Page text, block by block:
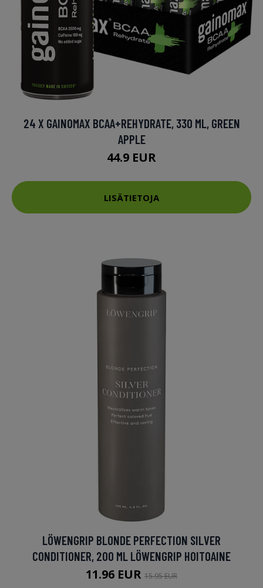
24 X GAINOMAX BCAA+REHYDRATE, 330 ML, GREEN
APPLE
44.9 EUR
LISÄTIETOJA
LÖWENGRIP BLONDE PERFECTION SILVER
CONDITIONER, 200 ML LÖWENGRIP HOITOAINE
11.96 EUR 15.95 EUR